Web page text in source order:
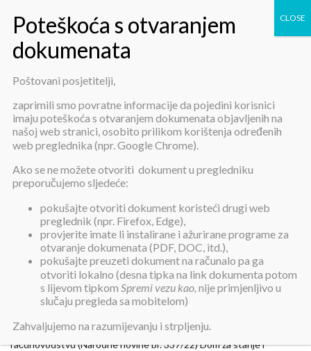
Godišnji financijski izvještaji za
razdoblje 1.1. – 31.12.2023.
Godišnji financijski izvještaji za
razdoblje 1.1. – 31.12.2023.
Objavljeno:31. siječnja 2024.
Temeljem Pravilnika o financijskom izvještavanju u proračunskom
računovodstvu (Narodne novine br. 337/22) Dom za starije i
Poštovani posjetitelji,
zaprimili smo povratne informacije da pojedini korisnici
imaju poteškoća s otvaranjem dokumenata objavljenih na
našoj web stranici, osobito prilikom korištenja određenih
web preglednika (npr. Google Chrome).
Ako se ne možete otvoriti dokument u pregledniku
preporučujemo sljedeće:
pokušajte otvoriti dokument koristeći drugi web
preglednik (npr. Firefox, Edge),
provjerite imate li instalirane i ažurirane programe za
otvaranje dokumenata (PDF, DOC, itd.),
pokušajte preuzeti dokument na računalo pa ga
otvoriti lokalno (desna tipka na link dokumenta potom
s lijevom tipkom Spremi vezu kao, nije primjenljivo u
slučaju pregleda sa mobitelom)
Zahvaljujemo na razumijevanju i strpljenju.